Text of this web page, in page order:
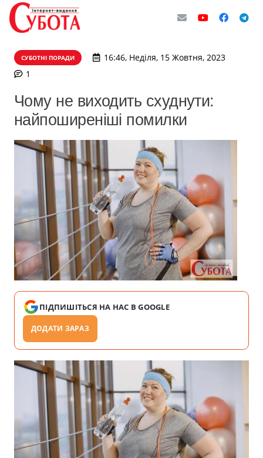
СУБОТНІ ПОРАДИ
16:46, Неділя, 15 Жовтня, 2023
1
Чому не виходить схуднути:
найпоширеніші помилки
ПІДПИШІТЬСЯ НА НАС В GOOGLE
ДОДАТИ ЗАРАЗ